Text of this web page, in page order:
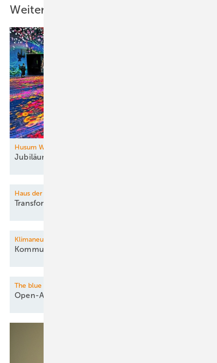
Weitere Inhalte
Husum Wind
Jubiläumsfilm mit multimedialer
Haus der Technik Seminar
Transformatoren im
Klimaneutrale Kommunen
Kommunaler
The blue Beach
Open-Air